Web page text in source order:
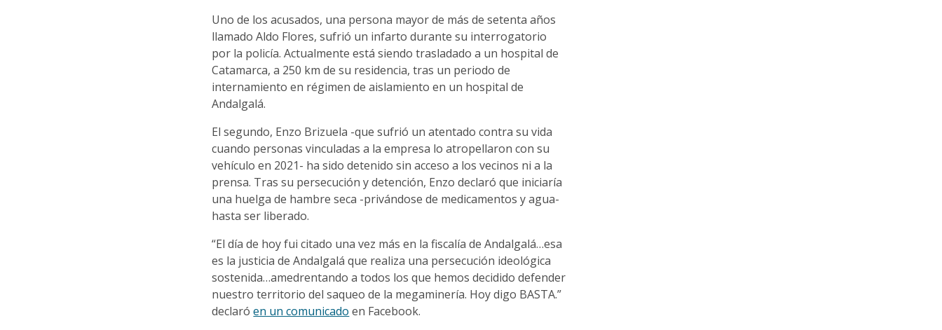
Uno de los acusados, una persona mayor de más de setenta años
llamado Aldo Flores, sufrió un infarto durante su interrogatorio
por la policía. Actualmente está siendo trasladado a un hospital de
Catamarca, a 250 km de su residencia, tras un periodo de
internamiento en régimen de aislamiento en un hospital de
Andalgalá.
El segundo, Enzo Brizuela -que sufrió un atentado contra su vida
cuando personas vinculadas a la empresa lo atropellaron con su
vehículo en 2021- ha sido detenido sin acceso a los vecinos ni a la
prensa. Tras su persecución y detención, Enzo declaró que iniciaría
una huelga de hambre seca -privándose de medicamentos y agua-
hasta ser liberado.
“El día de hoy fui citado una vez más en la fiscalía de Andalgalá…esa
es la justicia de Andalgalá que realiza una persecución ideológica
sostenida…amedrentando a todos los que hemos decidido defender
nuestro territorio del saqueo de la megaminería. Hoy digo BASTA.”
declaróen un comunicado en Facebook.